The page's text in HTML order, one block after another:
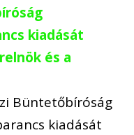
kiadását
és a
Büntetőbíróság
kiadását